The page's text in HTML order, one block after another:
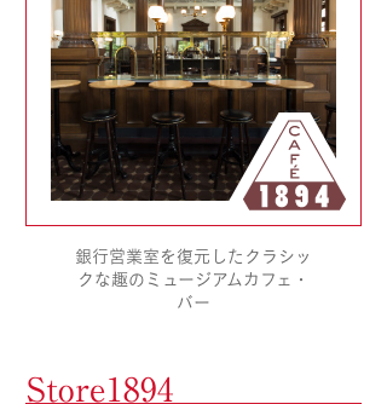
銀行営業室を復元したクラシッ
クな趣のミュージアムカフェ・
バー
Store1894